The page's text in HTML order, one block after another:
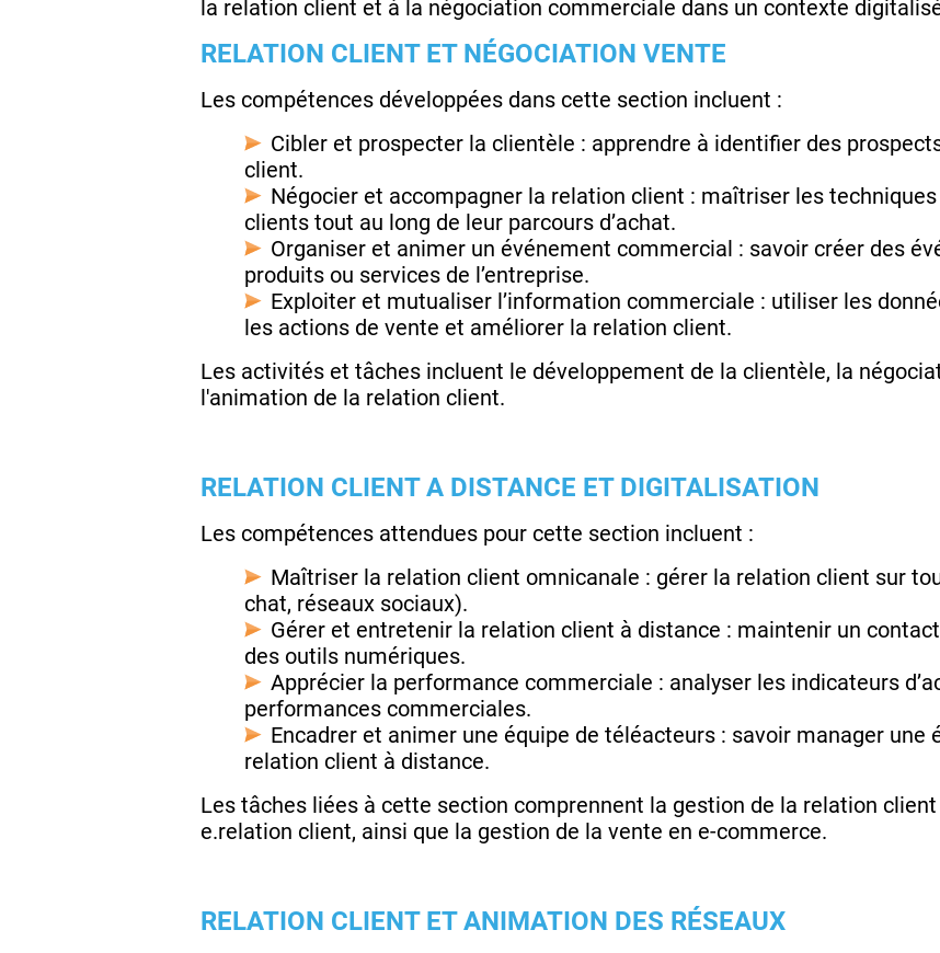
la relation client et à la négociation commerciale dans un contexte
RELATION CLIENT ET NÉGOCIATION VENTE
Les compétences développées dans cette section incluent :
Cibler et prospecter la clientèle : apprendre à identifier des
client.
Négocier et accompagner la relation client : maîtriser les
clients tout au long de leur parcours d’achat.
Organiser et animer un événement commercial : savoir créer des
produits ou services de l’entreprise.
Exploiter et mutualiser l’information commerciale : utiliser les
les actions de vente et améliorer la relation client.
Les activités et tâches incluent le développement de la clientèle, la
l'animation de la relation client.
RELATION CLIENT A DISTANCE ET DIGITALISATION
Les compétences attendues pour cette section incluent :
Maîtriser la relation client omnicanale : gérer la relation client sur
chat, réseaux sociaux).
Gérer et entretenir la relation client à distance : maintenir un
des outils numériques.
Apprécier la performance commerciale : analyser les indicateurs
performances commerciales.
Encadrer et animer une équipe de téléacteurs : savoir manager une
relation client à distance.
Les tâches liées à cette section comprennent la gestion de la relation
e.relation client, ainsi que la gestion de la vente en e-commerce.
RELATION CLIENT ET ANIMATION DES RÉSEAUX